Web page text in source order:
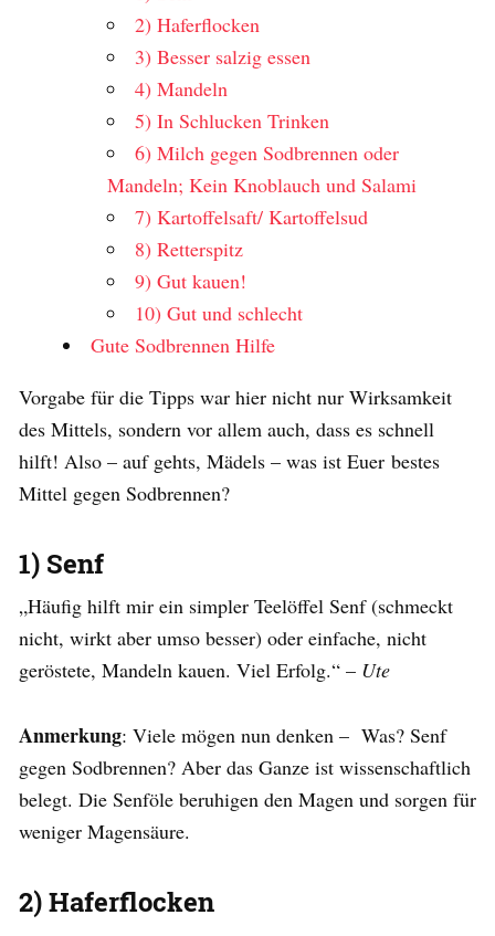
2) Haferflocken
3) Besser salzig essen
4) Mandeln
5) In Schlucken Trinken
6) Milch gegen Sodbrennen oder
Mandeln; Kein Knoblauch und Salami
7) Kartoffelsaft/ Kartoffelsud
8) Retterspitz
9) Gut kauen!
10) Gut und schlecht
Gute Sodbrennen Hilfe
Vorgabe für die Tipps war hier nicht nur Wirksamkeit
des Mittels, sondern vor allem auch, dass es schnell
hilft! Also – auf gehts, Mädels – was ist Euer bestes
Mittel gegen Sodbrennen?
1) Senf
„Häufig hilft mir ein simpler Teelöffel Senf (schmeckt
nicht, wirkt aber umso besser) oder einfache, nicht
geröstete, Mandeln kauen. Viel Erfolg.“ – Ute
Anmerkung: Viele mögen nun denken – Was? Senf
gegen Sodbrennen? Aber das Ganze ist wissenschaftlich
belegt. Die Senföle beruhigen den Magen und sorgen für
weniger Magensäure.
2) Haferflocken